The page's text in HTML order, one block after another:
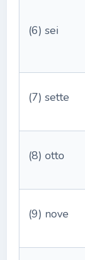
(6) sei
(7) sette
(8) otto
(9) nove